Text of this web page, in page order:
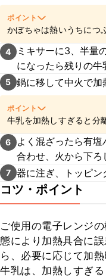
ポイント
かぼちゃは熱いうちにつ
がりますよ。
4
ミキサーに3、半量
になったら残りの牛
5 鍋に移して中火で加
ポイント
牛乳を加熱しすぎると分
時間にご注意くださいね
6
よく混ざったら有
合わせ、火から下ろ
7 器に注ぎ、トッピン
コツ・ポイント
ご使用の電子レンジ
態により加熱具合に
ら、必要に応じて加
牛乳は、加熱しすぎ